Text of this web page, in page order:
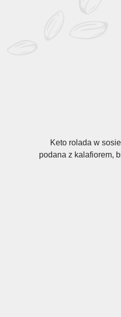
Keto rolada w
podana z kalafiorem,